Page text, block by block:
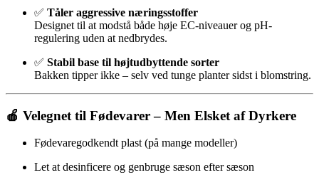
✅ Tåler aggressive næringsstoffer
Designet til at modstå både høje EC-niveauer og pH-
regulering uden at nedbrydes.
✅ Stabil base til højtudbyttende sorter
Bakken tipper ikke – selv ved tunge planter sidst i blomstring.
🍎 Velegnet til Fødevarer – Men Elsket af Dyrkere
Fødevaregodkendt plast (på mange modeller)
Let at desinficere og genbruge sæson efter sæson